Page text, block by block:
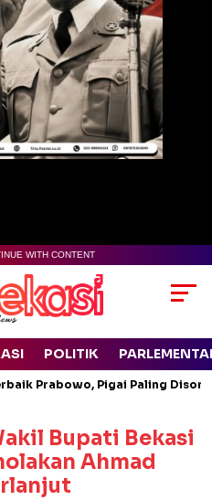
WITH CONTENT
POLITIK
Prabowo, Pigai Paling
Bupati Bekasi
Ahmad